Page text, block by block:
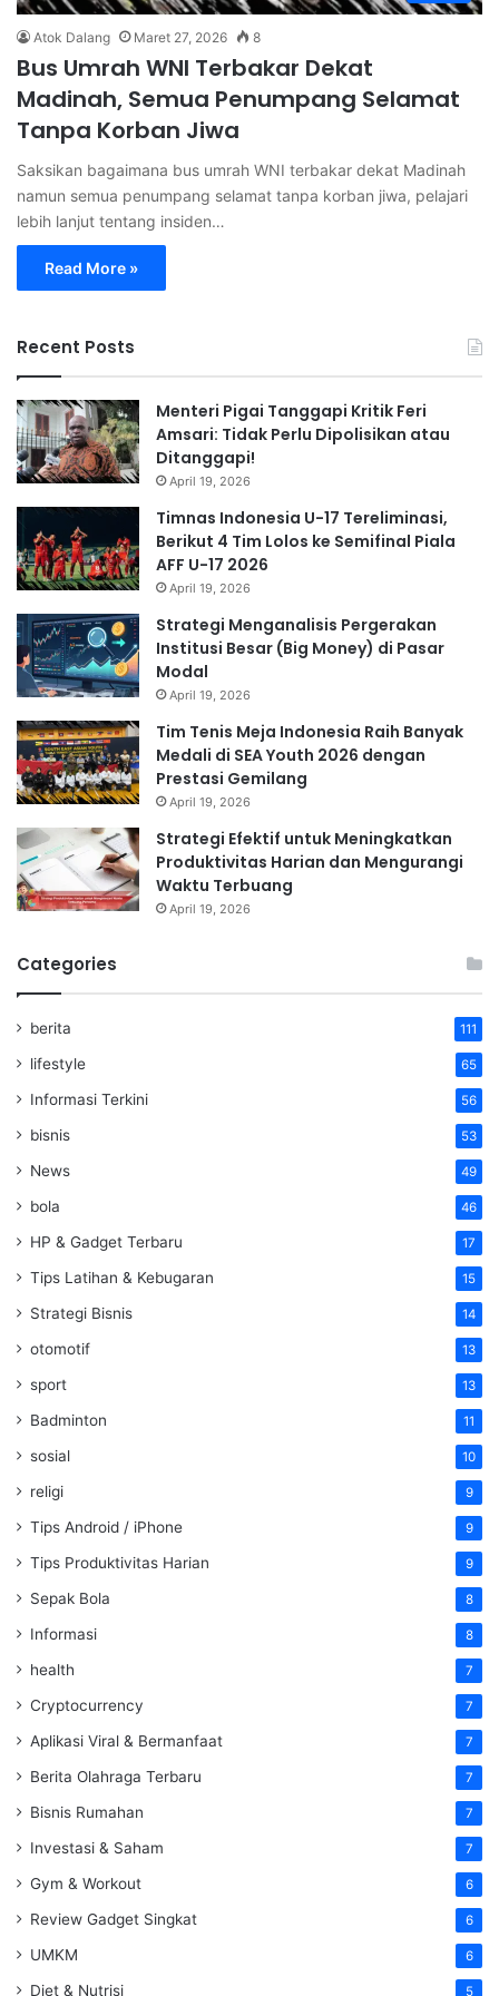
Atok Dalang Maret 27, 2026 8
Bus Umrah WNI Terbakar Dekat
Madinah, Semua Penumpang Selamat
Tanpa Korban Jiwa
Saksikan bagaimana bus umrah WNI terbakar dekat Madinah
namun semua penumpang selamat tanpa korban jiwa, pelajari
lebih lanjut tentang insiden…
Read More »
Recent Posts
Menteri Pigai Tanggapi Kritik Feri
Amsari: Tidak Perlu Dipolisikan atau
Ditanggapi!
April 19, 2026
Timnas Indonesia U-17 Tereliminasi,
Berikut 4 Tim Lolos ke Semifinal Piala
AFF U-17 2026
April 19, 2026
Strategi Menganalisis Pergerakan
Institusi Besar (Big Money) di Pasar
Modal
April 19, 2026
Tim Tenis Meja Indonesia Raih Banyak
Medali di SEA Youth 2026 dengan
Prestasi Gemilang
April 19, 2026
Strategi Efektif untuk Meningkatkan
Produktivitas Harian dan Mengurangi
Waktu Terbuang
April 19, 2026
Categories
berita 111
lifestyle 65
Informasi Terkini 56
bisnis 53
News 49
bola 46
HP & Gadget Terbaru 17
Tips Latihan & Kebugaran 15
Strategi Bisnis 14
otomotif 13
sport 13
Badminton 11
sosial 10
religi 9
Tips Android / iPhone 9
Tips Produktivitas Harian 9
Sepak Bola 8
Informasi 8
health 7
Cryptocurrency 7
Aplikasi Viral & Bermanfaat 7
Berita Olahraga Terbaru 7
Bisnis Rumahan 7
Investasi & Saham 7
Gym & Workout 6
Review Gadget Singkat 6
UMKM 6
Diet & Nutrisi 5